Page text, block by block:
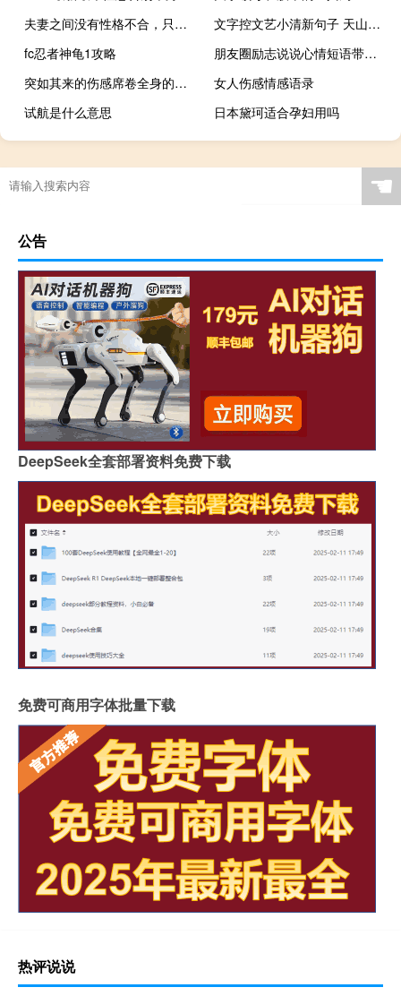
夫妻之间没有性格不合，只有理解不够
文字控文艺小清新句子 天山鸟飞绝故人两相忘
fc忍者神龟1攻略
朋友圈励志说说心情短语带图片 温暖人心的说说能激励人的那种
突如其来的伤感席卷全身的伤感说说 感到特别悲伤的非主流伤感说说
女人伤感情感语录
试航是什么意思
日本黛珂适合孕妇用吗
☚
公告
DeepSeek全套部署资料免费下载
免费可商用字体批量下载
热评说说